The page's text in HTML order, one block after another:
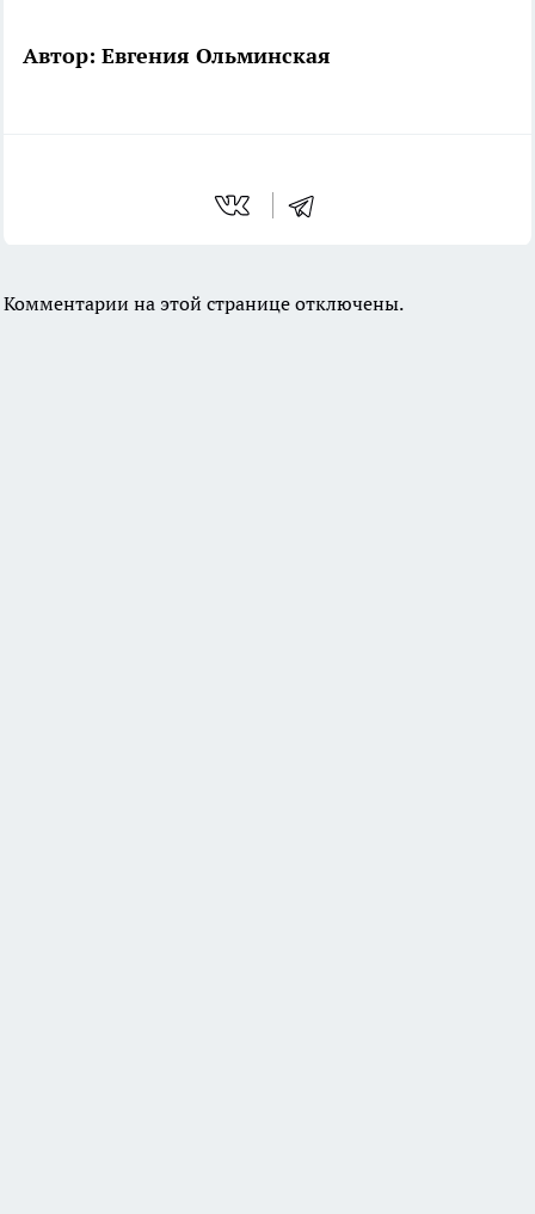
Автор: Евгения Ольминская
Комментарии на этой странице отключены.